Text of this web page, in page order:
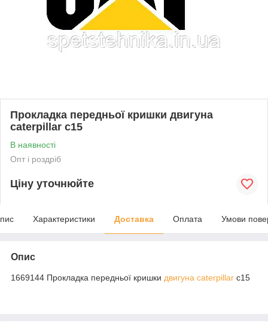
Прокладка передньої кришки двигуна
caterpillar c15
В наявності
Опт і роздріб
Ціну уточнюйте
Характеристики Доставка Оплата Умови
Опис
1669144 Прокладка передньої кришки двигуна caterpillar c15